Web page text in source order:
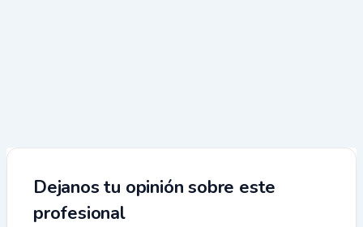
Dejanos tu opinión sobre este
profesional